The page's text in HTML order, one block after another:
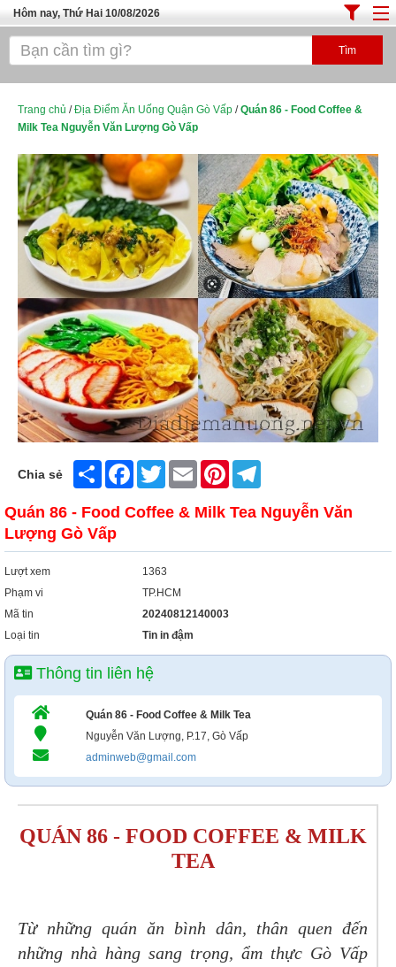
Hôm nay, Thứ Hai 10/08/2026
Trang chủ
Cafe - Kem- Trà Sữa
Thực Phẩm Nông Hải Sản
Top Quán Ăn Sài Gòn
Trang chủ /Địa Điểm Ăn Uống Quận Gò Vấp /Quán 86 - Food Coffee &
Milk Tea Nguyễn Văn Lượng Gò Vấp
Chia sẻ Share FacebookTwitter Email Pinterest
Quán 86 - Food Coffee & Milk Tea Nguyễn Văn
Lượng Gò Vấp
Lượt xem
1363
Phạm vi
TP.HCM
Mã tin
20240812140003
Loại tin
Tin in đậm
Thông tin liên hệ
Quán 86 - Food Coffee & Milk Tea
Nguyễn Văn Lượng, P.17, Gò Vấp
adminweb@gmail.com
QUÁN 86 - FOOD COFFEE & MILK
TEA
Từ những quán ăn bình dân, thân quen đến
những nhà hàng sang trọng, ẩm thực Gò Vấp